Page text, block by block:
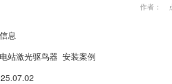
作者：
息
站激光驱鸟器 安装案例